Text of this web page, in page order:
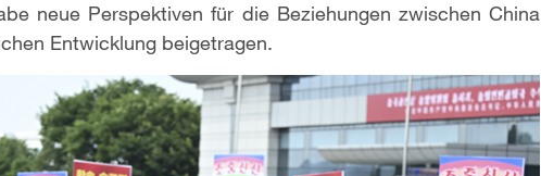
neue Perspektiven für die Beziehungen zwischen China
Entwicklung beigetragen.